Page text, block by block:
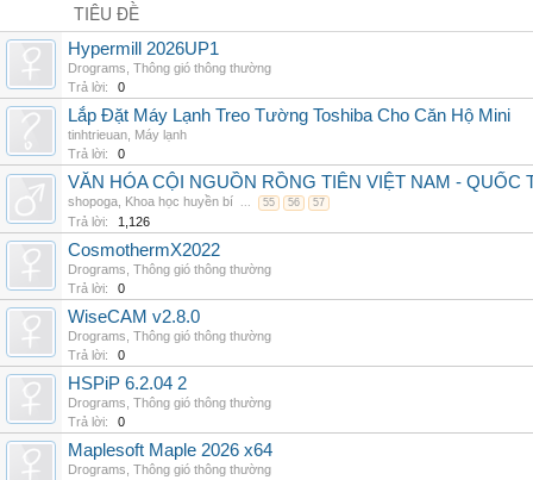
TIÊU ĐỀ
Hypermill 2026UP1
Drograms Thông gió thông thường
Trả lời:
0
Lắp Đặt Máy Lạnh Treo Tường Toshiba Cho Căn Hộ Mini
tinhtrieuan Máy lạnh
Trả lời:
0
VĂN HÓA CỘI NGUỒN RỒNG TIÊN VIỆT NAM -
shopoga Khoa học huyền bí ... 55 56 57
Trả lời: 1,126
CosmothermX2022
Drograms Thông gió thông thường
Trả lời:
0
WiseCAM v2.8.0
Drograms Thông gió thông thường
Trả lời:
0
HSPiP 6.2.04 2
Drograms Thông gió thông thường
Trả lời:
0
Maplesoft Maple 2026 x64
Drograms Thông gió thông thường